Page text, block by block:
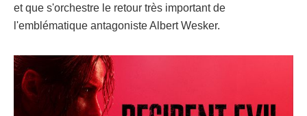
et que s'orchestre le retour très important de
l'emblématique antagoniste Albert Wesker.